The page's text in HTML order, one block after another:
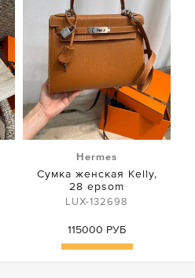
Hermes
Сумка женская Kelly,
28 epsom
LUX-132698
115000 РУБ
Купить